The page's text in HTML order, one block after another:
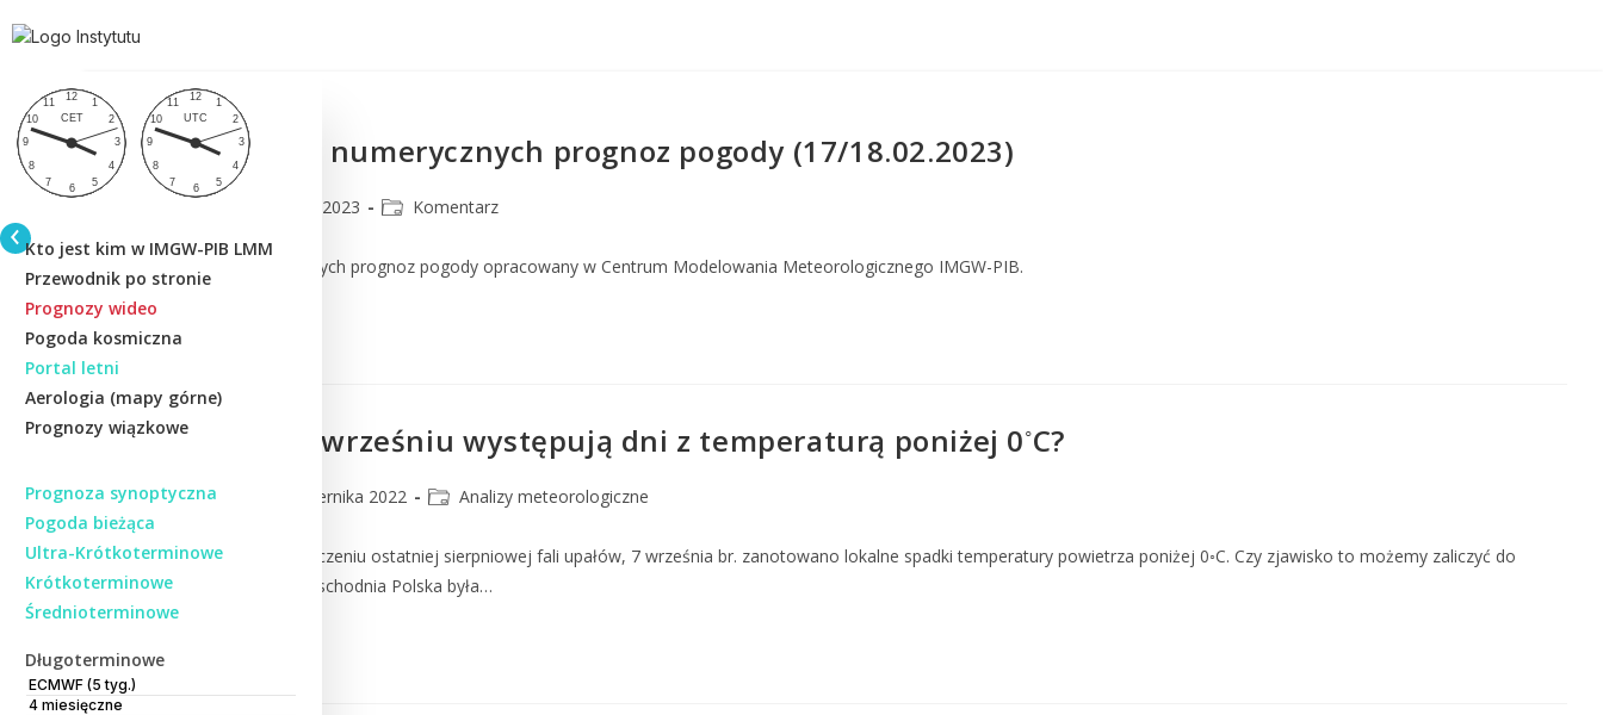
Kto jest kim w IMGW-PIB LMM
Przewodnik po stronie
Prognozy wideo
Pogoda kosmiczna
Portal letni
Aerologia (mapy górne)
Prognozy wiązkowe
Prognoza synoptyczna
Pogoda bieżąca
Ultra-Krótkoterminowe
Krótkoterminowe
Średnioterminowe
Długoterminowe
ECMWF (5 tyg.)
4 miesięczne
Komentarz do numerycznych prognoz pogody (17/18.02.2023)
17 lutego 2023 Komentarz
Komentarz do numerycznych prognoz pogody opracowany w Centrum Modelowania Meteorologicznego IMGW-PIB.
Jak często we wrześniu występują dni z temperaturą poniżej 0◦C?
CMM 19 października 2022 Analizy meteorologiczne
Zaledwie 10 dni po zakończeniu ostatniej sierpniowej fali upałów, 7 września br. zanotowano lokalne spadki temperatury powietrza poniżej 0◦C. Czy zjawisko to możemy zaliczyć do
anomalii pogodowych? Wschodnia Polska była…